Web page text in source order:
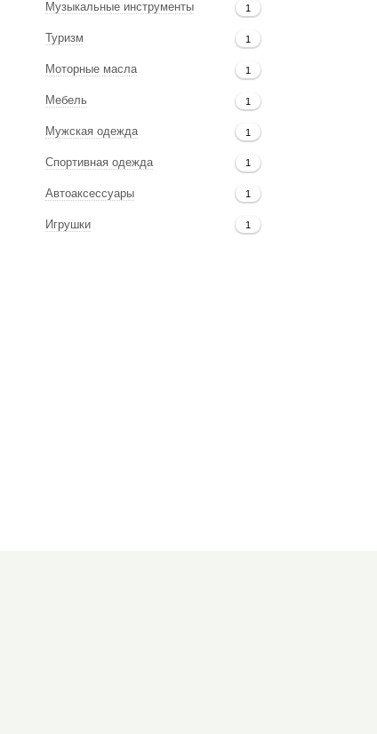
Музыкальные инструменты 1
Туризм 1
Моторные масла 1
Мебель 1
Мужская одежда 1
Спортивная одежда 1
Автоаксессуары 1
Игрушки 1